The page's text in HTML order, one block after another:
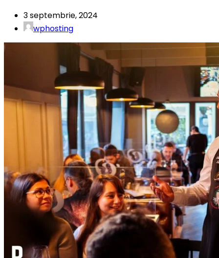
3 septembrie, 2024
wphosting